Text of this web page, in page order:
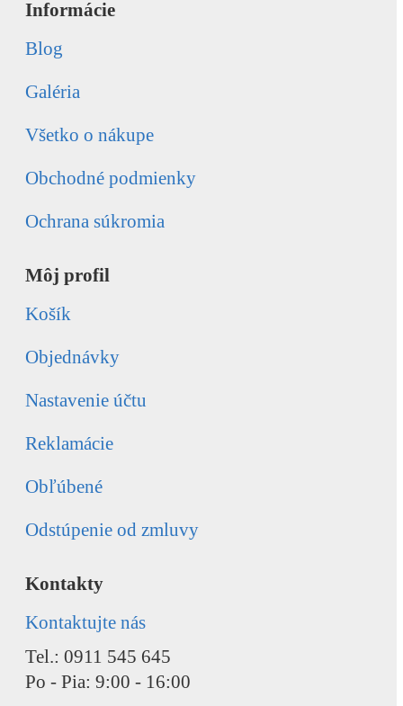
Informácie
Blog
Galéria
Všetko o nákupe
Obchodné podmienky
Ochrana súkromia
Môj profil
Košík
Objednávky
Nastavenie účtu
Reklamácie
Obľúbené
Odstúpenie od zmluvy
Kontakty
Kontaktujte nás
Tel.: 0911 545 645
Po - Pia: 9:00 - 16:00